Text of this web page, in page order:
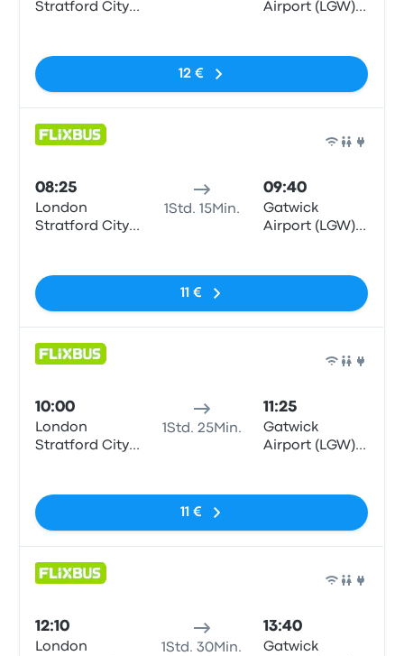
Stratford City
Airport (LGW)
12 €
08:25
London
Stratford City
1Std. 15Min.
09:40
Gatwick
Airport (LGW)
11 €
10:00
London
Stratford City
1Std. 25Min.
11:25
Gatwick
Airport (LGW)
11 €
12:10
London
1Std. 30Min.
13:40
Gatwick